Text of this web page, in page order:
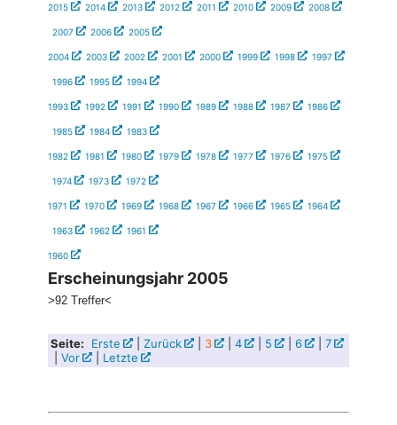
2015 2014 2013 2012 2011 2010 2009 2008
2007 2006 2005
2004 2003 2002 2001 2000 1999 1998 1997
1996 1995 1994
1993 1992 1991 1990 1989 1988 1987 1986
1985 1984 1983
1982 1981 1980 1979 1978 1977 1976 1975
1974 1973 1972
1971 1970 1969 1968 1967 1966 1965 1964
1963 1962 1961
1960
Erscheinungsjahr 2005
>92 Treffer<
Seite: Erste Zurück 3 4 5 6
7
Vor Letzte